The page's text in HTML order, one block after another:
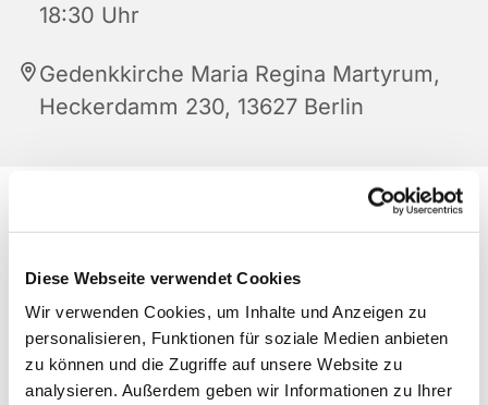
Diese Webseite verwendet Cookies
Wir verwenden Cookies, um Inhalte und Anzeigen zu
personalisieren, Funktionen für soziale Medien anbieten
zu können und die Zugriffe auf unsere Website zu
analysieren. Außerdem geben wir Informationen zu Ihrer
18:30 Uhr
Gedenkkirche Maria Regina Martyrum,
Heckerdamm 230, 13627 Berlin